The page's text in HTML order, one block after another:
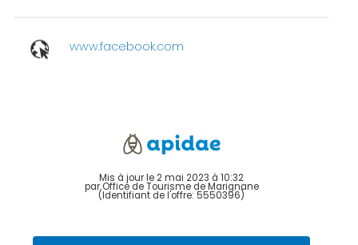
www.facebook.com
Mis à jour le 2 mai 2023 à 10:32
par Office de Tourisme de Marignane
(Identifiant de l'offre: 5550396)